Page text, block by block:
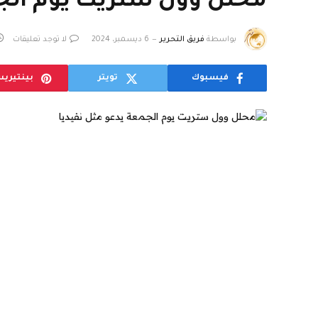
بواسطة فريق التحرير 6 ديسمبر، 2024 لا توجد تعليقات
فيسبوك تويتر